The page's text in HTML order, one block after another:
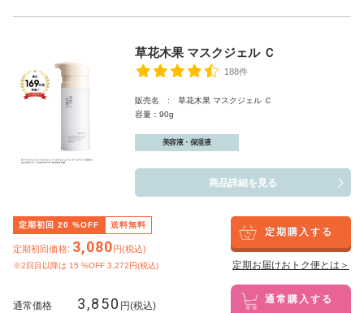
草花木果 マスクジェル Ｃ
188件
販売名 : 草花木果 マスクジェル Ｃ
容量：90g
美容液・保湿液
商品詳細を見る
定期初回 20 %OFF 送料無料
定期初回価格: 3,080円(税込)
※2回目以降は 15 %OFF 3,272円(税込)
定期購入する
定期お届けおトク便とは＞
通常価格 3,850 円(税込) 通常購入する